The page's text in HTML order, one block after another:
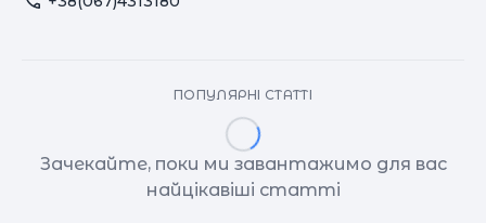
ПОПУЛЯРНІ СТАТТІ
Зачекайте, поки ми завантажимо для вас
найцікавіші статті